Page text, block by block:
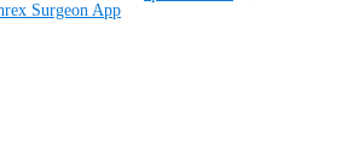
Surgeon App